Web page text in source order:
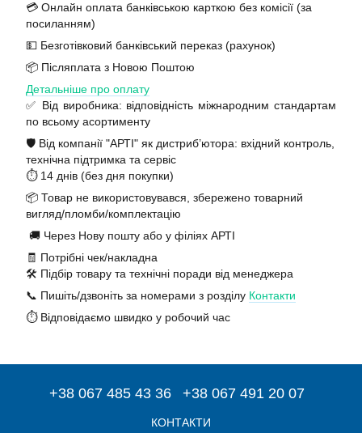
💳 Онлайн оплата банківською карткою без комісії (за
посиланням)
💵 Безготівковий банківський переказ (рахунок)
📦 Післяплата з Новою Поштою
Детальніше про оплату
✅ Від виробника: відповідність міжнародним стандартам
по всьому асортименту
🛡️ Від компанії "АРТІ" як дистриб’ютора: вхідний контроль,
технічна підтримка та сервіс
⏱️ 14 днів (без дня покупки)
📦 Товар не використовувався, збережено товарний
вигляд/пломби/комплектацію
🚚 Через Нову пошту або у філіях АРТІ
🧾 Потрібні чек/накладна
🛠️ Підбір товару та технічні поради від менеджера
📞 Пишіть/дзвоніть за номерами з розділу Контакти
⏱️ Відповідаємо швидко у робочий час
+38 067 485 43 36 +38 067 491 20 07
КОНТАКТИ